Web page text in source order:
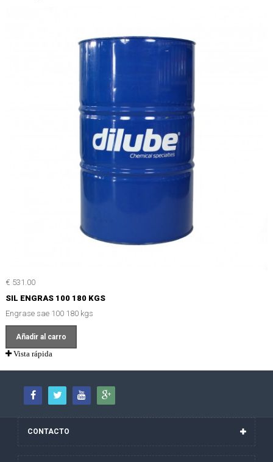
€ 531.00
SIL ENGRAS 100 180 KGS
Engrase sae 100 180 kgs
Añadir al carro
Vista rápida
CONTACTO